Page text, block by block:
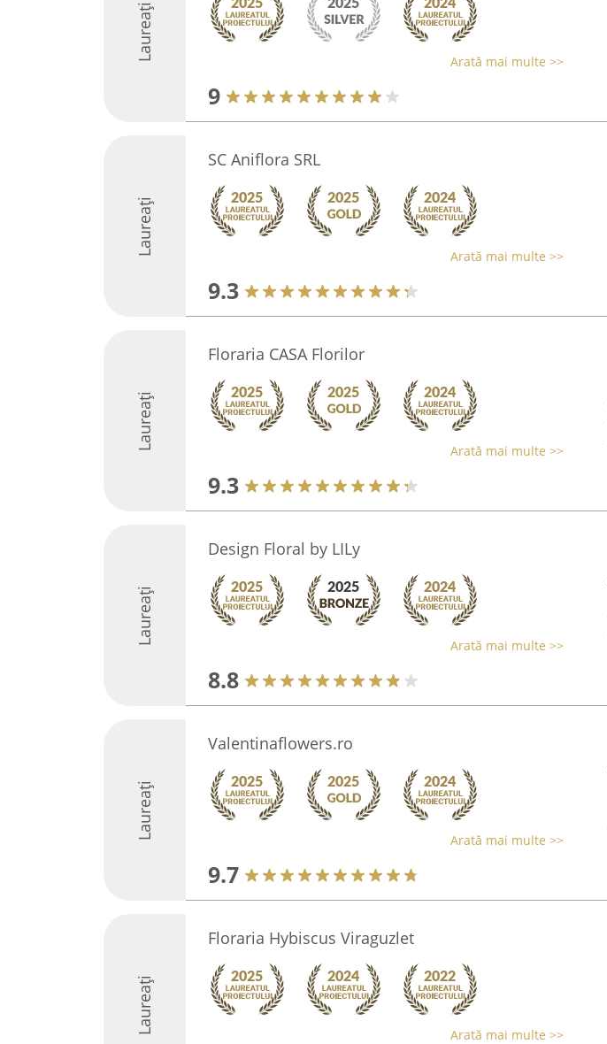
Laureați Arată mai multe >>
9
Laureați
SC Aniflora SRL
Arată mai multe >>
9.3
Laureați
Floraria CASA Florilor
Arată mai multe >>
9.3
Laureați
Design Floral by LILy
Arată mai multe >>
8.8
Laureați
Valentinaflowers.ro
Arată mai multe >>
9.7
Laureați
Floraria Hybiscus Viraguzlet
Arată mai multe >>